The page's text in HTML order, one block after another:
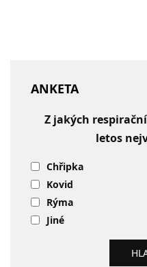
ANKETA
Z jakých
letos
Chřipka
Kovid
Rýma
Jiné